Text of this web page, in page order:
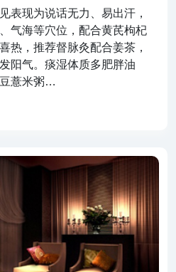
表现为说话无力、易出汗，
气海等穴位，配合黄芪枸杞
热，推荐督脉灸配合姜茶，
阳气。痰湿体质多肥胖油
薏米粥…